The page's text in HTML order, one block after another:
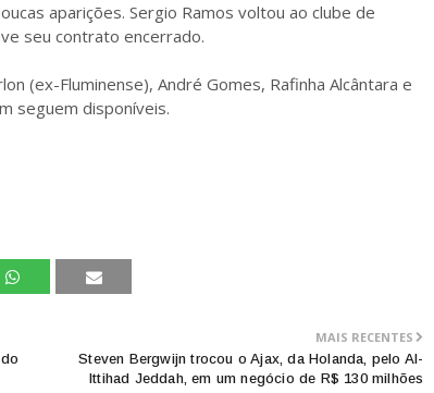
aparições. Sergio Ramos voltou ao clube de
seu contrato encerrado.
(ex-Fluminense), André Gomes, Rafinha Alcântara e
seguem disponíveis.
MAIS RECENTES
Steven Bergwijn trocou o Ajax, da Holanda, pelo Al-
Ittihad Jeddah, em um negócio de R$ 130 milhões